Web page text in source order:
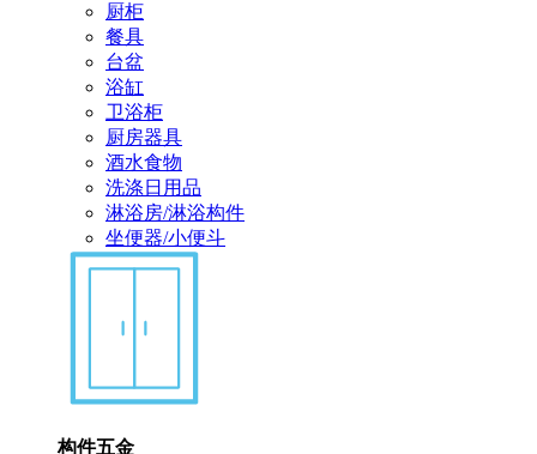
厨柜
餐具
台盆
浴缸
卫浴柜
厨房器具
酒水食物
洗涤日用品
淋浴房/淋浴构件
坐便器/小便斗
构件五金